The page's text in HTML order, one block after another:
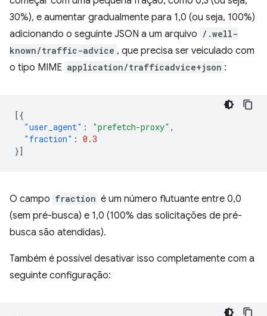
30%), e aumentar gradualmente para 1,0 (ou seja, 100%)
adicionando o seguinte JSON a um arquivo /.well-
known/traffic-advice , que precisa ser veiculado com
o tipo MIME application/trafficadvice+json :
[{
"user_agent" : "prefetch-proxy" ,
"fraction" : 0.3
}]
O campo fraction é um número flutuante entre 0,0
(sem pré-busca) e 1,0 (100% das solicitações de pré-
busca são atendidas).
Também é possível desativar isso completamente com a
seguinte configuração: